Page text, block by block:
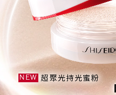
NEW 超聚光持光蜜粉